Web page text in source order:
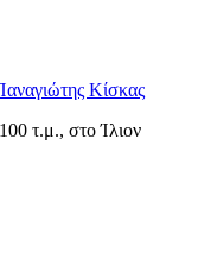
Κίσκας
τ.μ., στο Ίλιον